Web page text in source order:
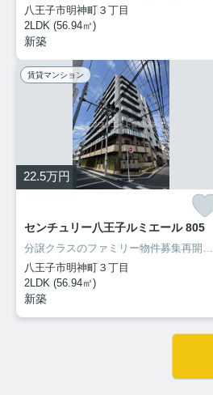
八王子市明神町３丁目
2LDK (56.94㎡)
新築
賃貸マンション
22.5万円
センチュリー八王子ルミエール 805
分譲クラスのファミリー物件募集再開致しました！内見出来ます！
八王子市明神町３丁目
2LDK (56.94㎡)
新築